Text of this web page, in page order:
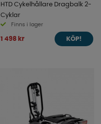
HTD Cykelhållare Dragbalk 2-
Cyklar
Finns i lager
1 498 kr KÖP!